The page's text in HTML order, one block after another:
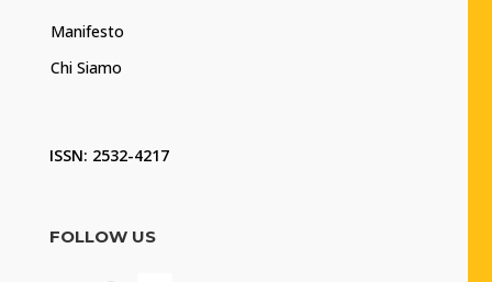
Manifesto
Chi Siamo
ISSN: 2532-4217
FOLLOW US